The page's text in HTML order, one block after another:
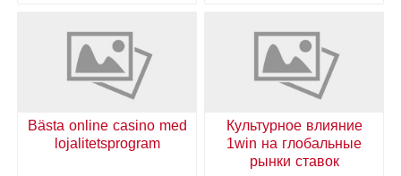
Культурное влияние
1win на глобальные
рынки ставок
Bästa online casino med
lojalitetsprogram